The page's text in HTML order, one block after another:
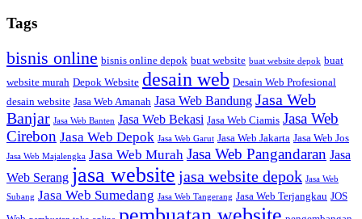
Tags
bisnis online bisnis online depok buat website buat website depok buat
website murah Depok Website desain web Desain Web Profesional
desain website Jasa Web Amanah Jasa Web Bandung Jasa Web
Banjar Jasa Web Banten Jasa Web Bekasi Jasa Web Ciamis Jasa Web
Cirebon Jasa Web Depok Jasa Web Garut Jasa Web Jakarta Jasa Web Jos
Jasa Web Majalengka Jasa Web Murah Jasa Web Pangandaran Jasa
Web Serang jasa website jasa website depok Jasa Web
Subang Jasa Web Sumedang Jasa Web Tangerang Jasa Web Terjangkau JOS